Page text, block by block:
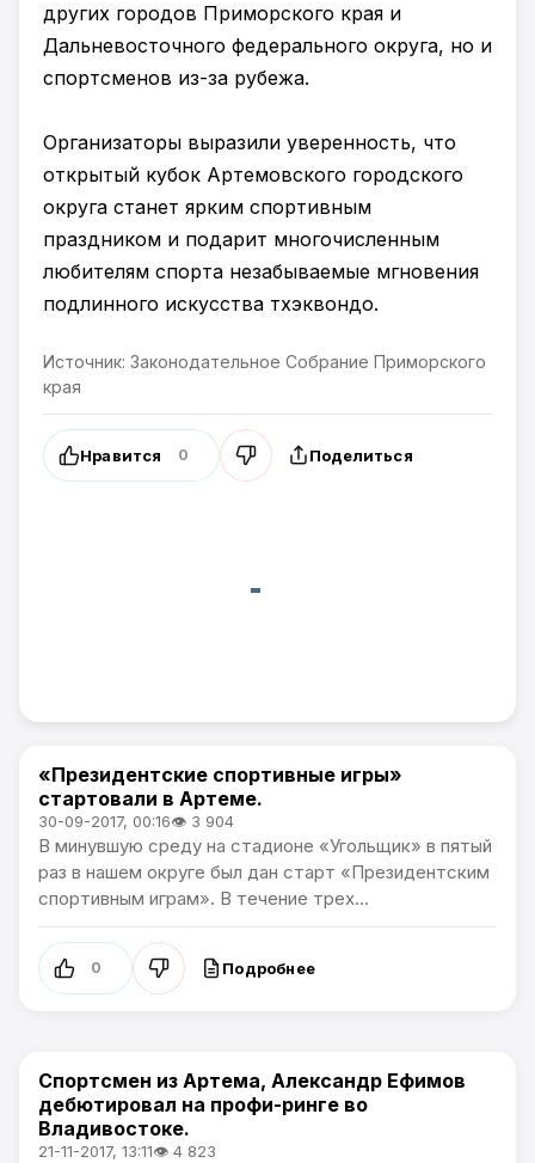
других городов Приморского края и
Дальневосточного федерального округа, но и
спортсменов из-за рубежа.
Организаторы выразили уверенность, что
открытый кубок Артемовского городского
округа станет ярким спортивным
праздником и подарит многочисленным
любителям спорта незабываемые мгновения
подлинного искусства тхэквондо.
Источник: Законодательное Собрание Приморского
края
Нравится 0 Поделиться
Спорт
«Президентские спортивные игры»
стартовали в Артеме.
30-09-2017, 00:16👁 3 904
В минувшую среду на стадионе «Угольщик» в пятый
раз в нашем округе был дан старт «Президентским
спортивным играм». В течение трех...
0 Подробнее
Спорт / Артемпортал
Спортсмен из Артема, Александр Ефимов
дебютировал на профи-ринге во
Владивостоке.
21-11-2017, 13:11👁 4 823